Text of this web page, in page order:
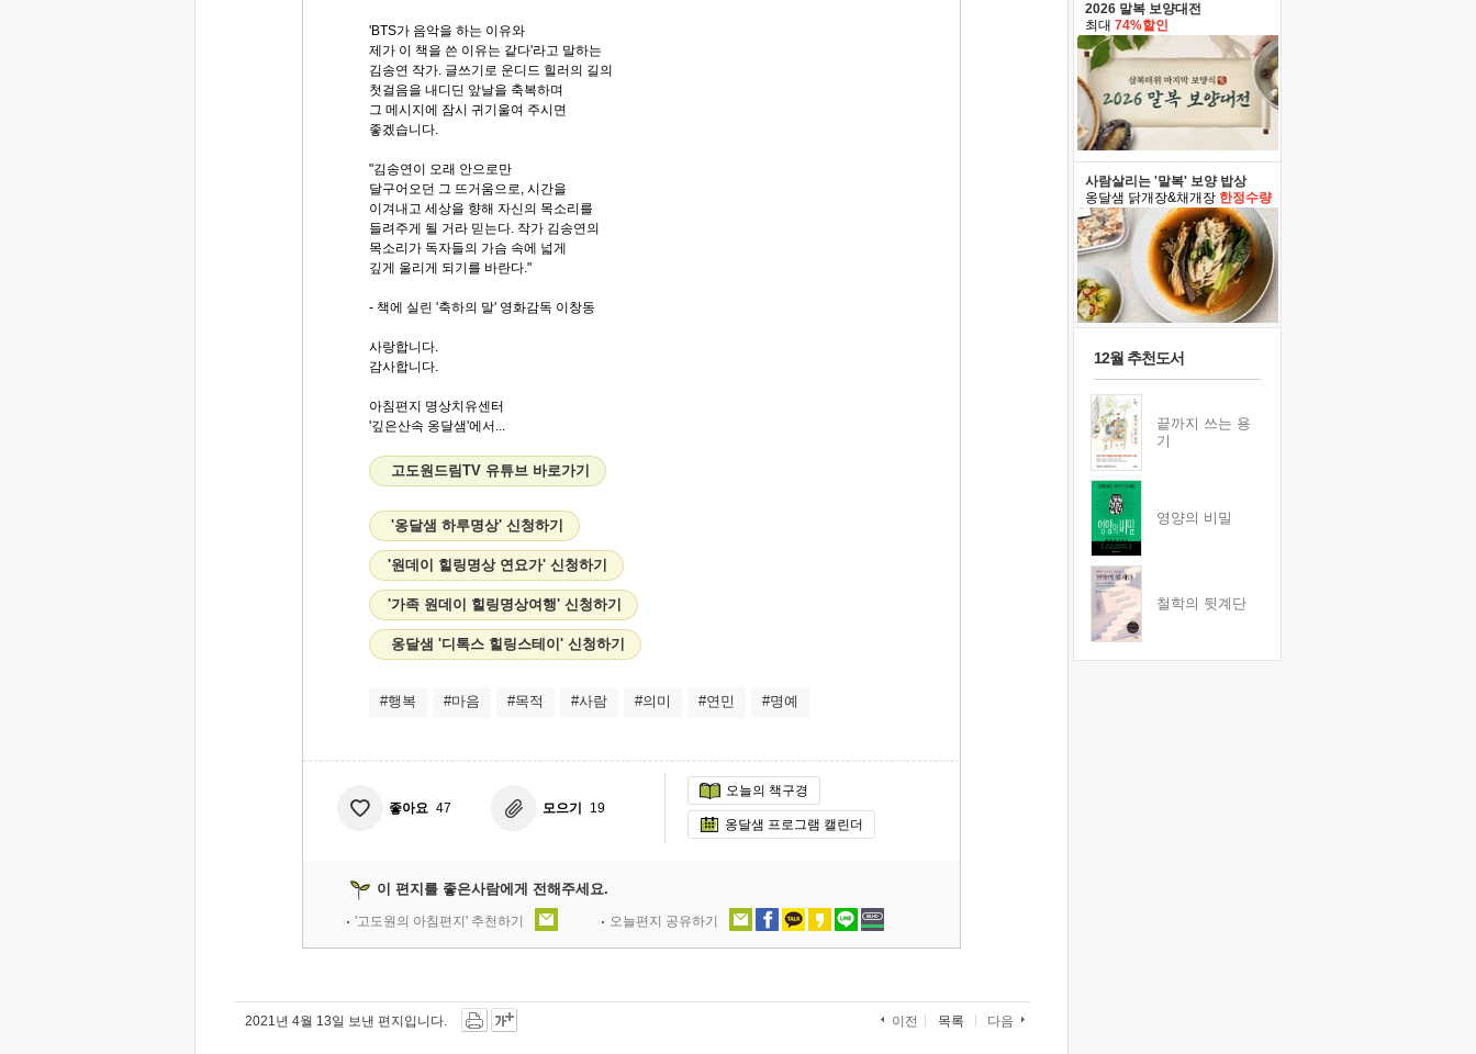
'BTS가 음악을 하는 이유와
제가 이 책을 쓴 이유는 같다'라고 말하는
김송연 작가. 글쓰기로 운디드 힐러의 길의
첫걸음을 내디딘 앞날을 축복하며
그 메시지에 잠시 귀기울여 주시면
좋겠습니다.
"김송연이 오래 안으로만
달구어오던 그 뜨거움으로, 시간을
이겨내고 세상을 향해 자신의 목소리를
들려주게 될 거라 믿는다. 작가 김송연의
목소리가 독자들의 가슴 속에 넓게
깊게 울리게 되기를 바란다."
- 책에 실린 '축하의 말' 영화감독 이창동
사랑합니다.
감사합니다.
아침편지 명상치유센터
'깊은산속 옹달샘'에서...
고도원드림TV 유튜브 바로가기
'옹달샘 하루명상' 신청하기
'원데이 힐링명상 연요가' 신청하기
'가족 원데이 힐링명상여행' 신청하기
옹달샘 '디톡스 힐링스테이' 신청하기
#행복 #마음 #목적 #사람 #의미 #연민 #명예
좋아요 47 모으기 19
오늘의 책구경
옹달샘 프로그램 캘린더
이 편지를 좋은사람에게 전해주세요.
'고도원의 아침편지' 추천하기 오늘편지 공유하기
2021년 4월 13일 보낸 편지입니다. 이전 목록 다음
2026 말복 보양대전
최대 74%할인
사람살리는 '말복' 보양 밥상
옹달샘 닭개장&채개장 한정수량
12월 추천도서
끝까지 쓰는 용
기
영양의 비밀
철학의 뒷계단